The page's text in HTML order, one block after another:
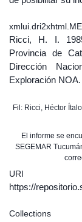
Ricci, H. I.
Provincia de
Dirección
Exploración NOA.
Fil: Ricci, Héctor
El informe se
SEGEMAR
URI
https://
Collections